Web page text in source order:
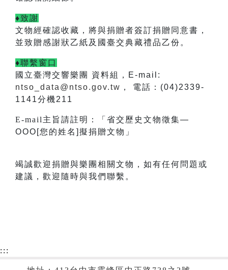
♦致謝
文物經確認收藏，將與捐贈者簽訂捐贈同意書，
並致贈感謝狀乙紙及國臺交典藏禮品乙份。
♦聯繫窗口
國立臺灣交響樂團 資料組，E-mail:
ntso_data@ntso.gov.tw ， 電話：(04)2339-
1141分機211
E-mail 主旨請註明：「省交歷史文物徵集—
OOO[您的姓名]擬捐贈文物」
竭誠歡迎捐贈與樂團相關文物，如有任何問題或
建議，歡迎隨時與我們聯繫。
:::